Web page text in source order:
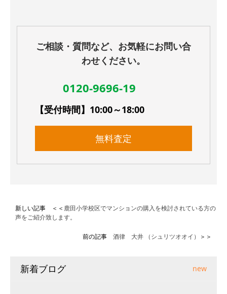
ご相談・質問など、お気軽にお問い合
わせください。
0120-9696-19
【受付時間】10:00～18:00
無料査定
新しい記事 ＜＜鹿田小学校区でマンションの購入を検討されている方の
声をご紹介致します。
前の記事 酒律 大井 （シュリツオオイ） ＞＞
新着ブログ new